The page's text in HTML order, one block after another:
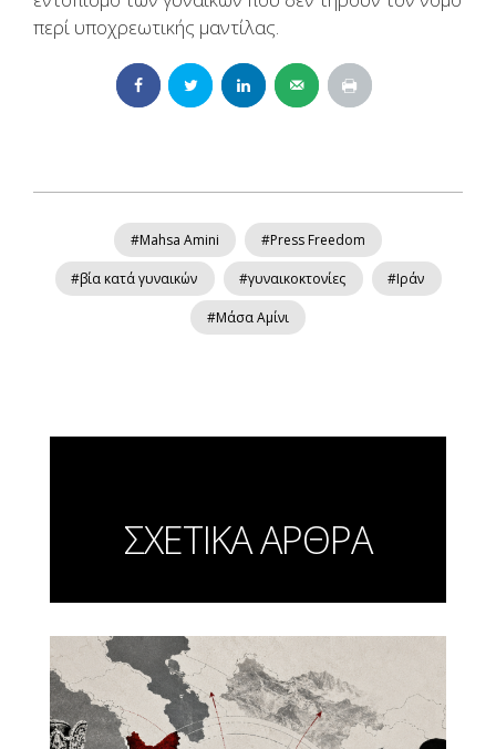
περί υποχρεωτικής μαντίλας.
#Mahsa Amini #Press Freedom
#βία κατά γυναικών #γυναικοκτονίες #Ιράν
#Μάσα Αμίνι
ΣΧΕΤΙΚΑ ΑΡΘΡΑ